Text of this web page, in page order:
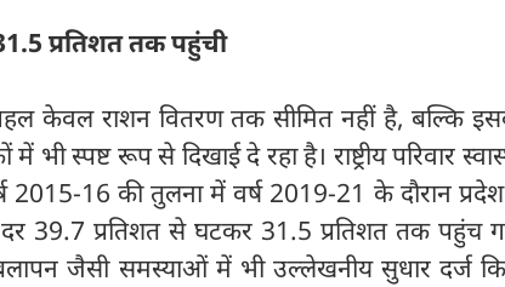
प्रतिशत तक पहुंची
केवल राशन वितरण तक सीमित नहीं है, बल्कि
स्पष्ट रूप से दिखाई दे रहा है। राष्ट्रीय परिवार
16 की तुलना में वर्ष 2019-21 के दौरान
दर 39.7 प्रतिशत से घटकर 31.5 प्रतिशत तक पहुंच
जैसी समस्याओं में भी उल्लेखनीय सुधार दर्ज